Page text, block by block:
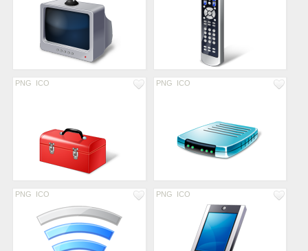
PNG ICO PNG ICO
PNG ICO PNG ICO